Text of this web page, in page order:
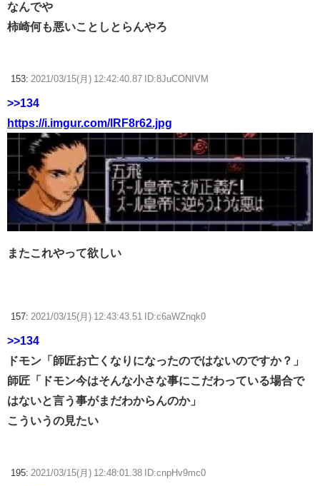
なんでや
柿崎何も悪いことしとらんやろ
153: 2021/03/15(月) 12:42:40.87 ID:8JuCONIVM
>>134
https://i.imgur.com/lRF8r62.jpg
またこれやって欲しい
157: 2021/03/15(月) 12:43:43.51 ID:c6aWZnqk0
>>134
ドモン「師匠お亡くなりになったのではないのですか？」
師匠「ドモン今はそんな小さな事にこだわっている場合で
はないと言う事がまだわからんのか」
こういうの見たい
195: 2021/03/15(月) 12:48:01.38 ID:cnpHv9mc0